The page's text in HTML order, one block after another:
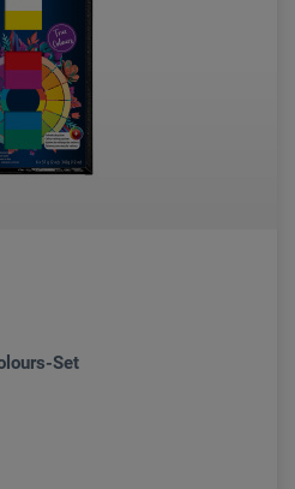
Set